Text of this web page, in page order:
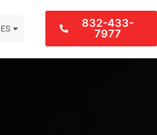
ES
832-433-
7977